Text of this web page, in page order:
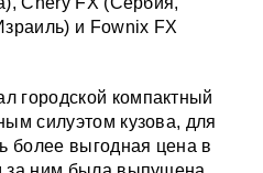
и Fownix FX
городской компактный
силуэтом кузова, для
более выгодная цена в